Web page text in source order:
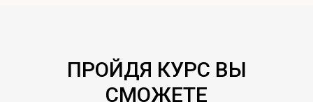
ПРОЙДЯ КУРС ВЫ
СМОЖЕТЕ